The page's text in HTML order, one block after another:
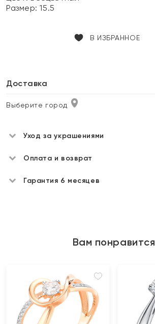
Размер:15.5
В ИЗБРАННОЕ
Доставка
Выберите город
Уход за украшениями
Оплата и возврат
Гарантия 6 месяцев
Вам понравится